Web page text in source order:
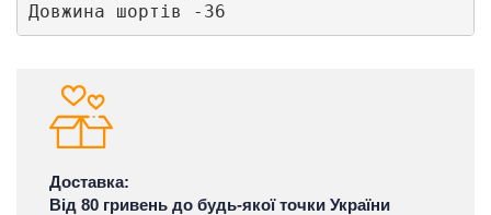
Довжина шортів -36
Доставка:
Від 80 гривень до будь-якої точки України